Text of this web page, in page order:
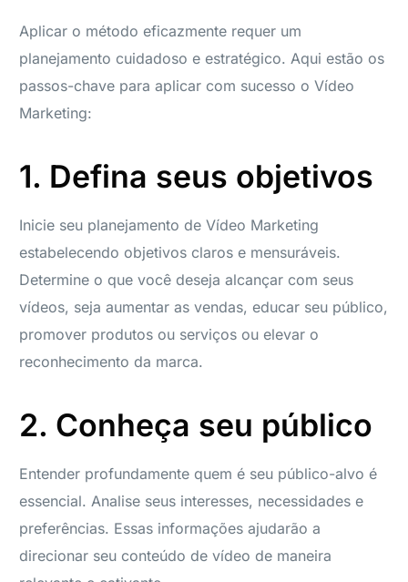
Aplicar o método eficazmente requer um
planejamento cuidadoso e estratégico. Aqui estão os
passos-chave para aplicar com sucesso o Vídeo
Marketing:
1. Defina seus objetivos
Inicie seu planejamento de Vídeo Marketing
estabelecendo objetivos claros e mensuráveis.
Determine o que você deseja alcançar com seus
vídeos, seja aumentar as vendas, educar seu público,
promover produtos ou serviços ou elevar o
reconhecimento da marca.
2. Conheça seu público
Entender profundamente quem é seu público-alvo é
essencial. Analise seus interesses, necessidades e
preferências. Essas informações ajudarão a
direcionar seu conteúdo de vídeo de maneira